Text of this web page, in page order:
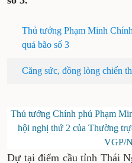
Thủ tướng Phạm Minh
quả bão số 3
Căng sức, đồng lòng chiến
Thủ tướng Chính phủ Phạm
hội nghị thứ 2 của Thường
VGP/
Dự tại điểm cầu tỉnh Thái